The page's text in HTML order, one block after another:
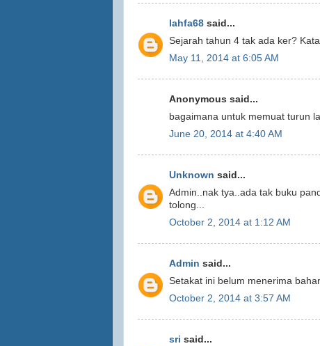
lahfa68 said...
Sejarah tahun 4 tak ada ker?
May 11, 2014 at 6:05 AM
Anonymous said...
bagaimana untuk memuat turun
June 20, 2014 at 4:40 AM
Unknown said...
Admin..nak tya..ada tak buku
tolong...
October 2, 2014 at 1:12 AM
Admin said...
Setakat ini belum menerima
October 2, 2014 at 3:57 AM
sri said...